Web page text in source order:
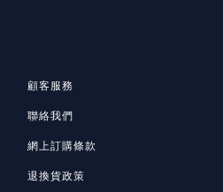
顧客服務
聯絡我們
網上訂購條款
退換貨政策